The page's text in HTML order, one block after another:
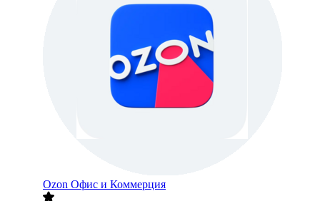
Ozon Офис и Коммерция